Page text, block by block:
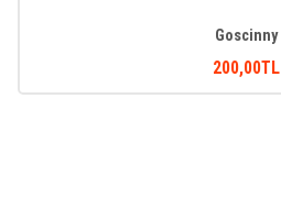
Goscinny
200,00TL